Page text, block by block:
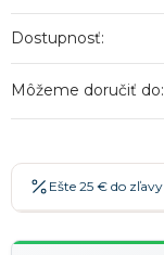
Dostupnosť:
Môžeme doručiť do:
Ešte 25 € do zľavy